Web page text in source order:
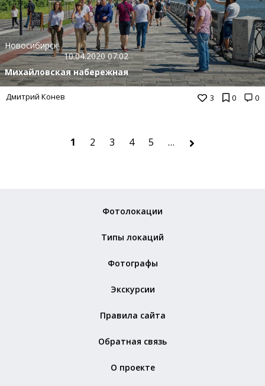
3 0 0
Новосибирск
10.04.2020 07:02
Михайловская набережная
Дмитрий Конев
1 2 3 4 5 …
Фотолокации
Типы локаций
Фотографы
Экскурсии
Правила сайта
Обратная связь
О проекте